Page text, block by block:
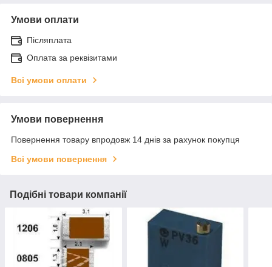
Умови оплати
Післяплата
Оплата за реквізитами
Всі умови оплати
Умови повернення
Повернення товару впродовж 14 днів за рахунок покупця
Всі умови повернення
Подібні товари компанії